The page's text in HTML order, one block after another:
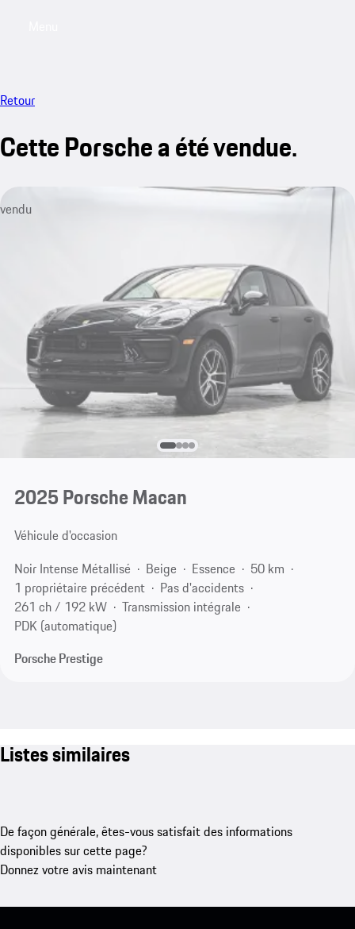
Retour
Cette Porsche a été vendue.
vendu
2025 Porsche Macan
Véhicule d'occasion
Noir Intense Métallisé
Beige Essence
50 km
1 propriétaire précédent
Pas d'accidents
261 ch / 192 kW
Transmission intégrale
PDK (automatique)
Porsche Prestige
Listes similaires
De façon générale, êtes-vous satisfait des informations
disponibles sur cette page?
Donnez votre avis maintenant